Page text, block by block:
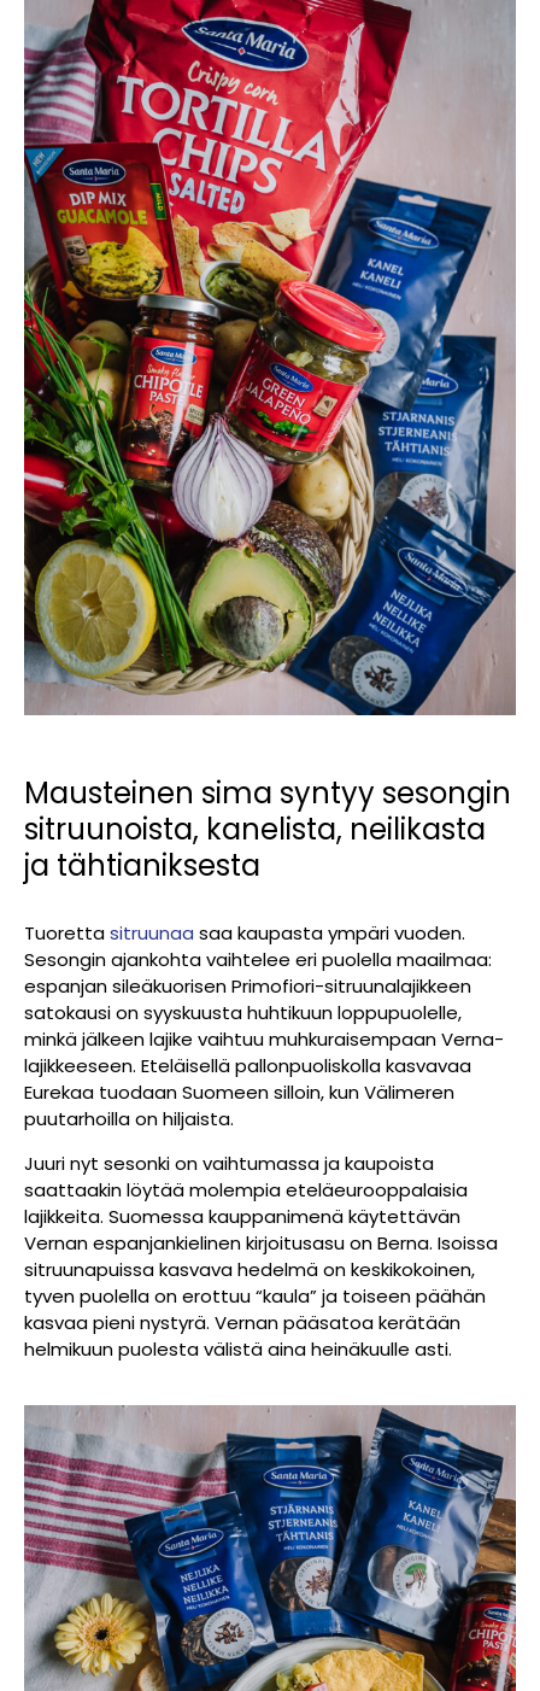
Mausteinen sima syntyy sesongin
sitruunoista, kanelista, neilikasta
ja tähtianiksesta
Tuorettasitruunaa saa kaupasta ympäri vuoden.
Sesongin ajankohta vaihtelee eri puolella maailmaa:
espanjan sileäkuorisen Primofiori-sitruunalajikkeen
satokausi on syyskuusta huhtikuun loppupuolelle,
minkä jälkeen lajike vaihtuu muhkuraisempaan Verna-
lajikkeeseen. Eteläisellä pallonpuoliskolla kasvavaa
Eurekaa tuodaan Suomeen silloin, kun Välimeren
puutarhoilla on hiljaista.
Juuri nyt sesonki on vaihtumassa ja kaupoista
saattaakin löytää molempia eteläeurooppalaisia
lajikkeita. Suomessa kauppanimenä käytettävän
Vernan espanjankielinen kirjoitusasu on Berna. Isoissa
sitruunapuissa kasvavahedelmä on keskikokoinen,
tyven puolella on erottuu “kaula” ja toiseen päähän
kasvaa pieni nystyrä. Vernan pääsatoa kerätään
helmikuun puolesta välistä aina heinäkuulle asti.